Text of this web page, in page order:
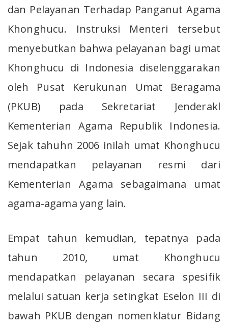
dan Pelayanan Terhadap Panganut Agama
Khonghucu. Instruksi Menteri tersebut
menyebutkan bahwa pelayanan bagi umat
Khonghucu di Indonesia diselenggarakan
oleh Pusat Kerukunan Umat Beragama
(PKUB) pada Sekretariat Jenderakl
Kementerian Agama Republik Indonesia.
Sejak tahuhn 2006 inilah umat Khonghucu
mendapatkan pelayanan resmi dari
Kementerian Agama sebagaimana umat
agama-agama yang lain.
Empat tahun kemudian, tepatnya pada
tahun 2010, umat Khonghucu
mendapatkan pelayanan secara spesifik
melalui satuan kerja setingkat Eselon III di
bawah PKUB dengan nomenklatur Bidang